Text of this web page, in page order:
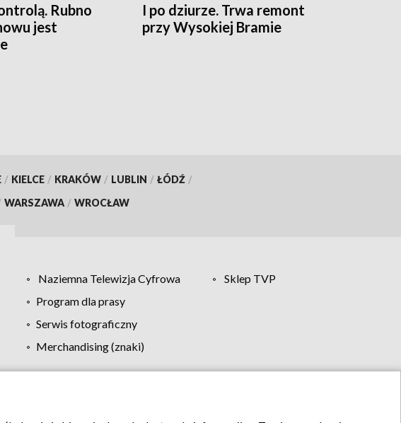
Rubno
jest
I po dziurze. Trwa remont
przy Wysokiej Bramie
/ KIELCE / KRAKÓW / LUBLIN / ŁÓDŹ /
WARSZAWA / WROCŁAW
Naziemna Telewizja Cyfrowa
Sklep TVP
Program dla prasy
Serwis fotograficzny
Merchandising (znaki)